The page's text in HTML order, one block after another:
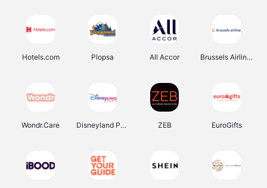
Hotels.com Plopsa All Accor Brussels Airlines
Wondr.Care Disneyland Paris ZEB EuroGifts